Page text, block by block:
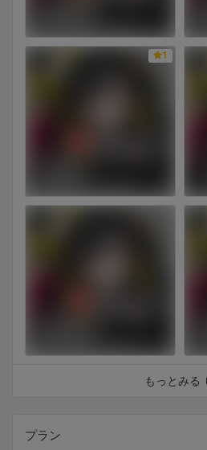
1
もっとみる
プラン